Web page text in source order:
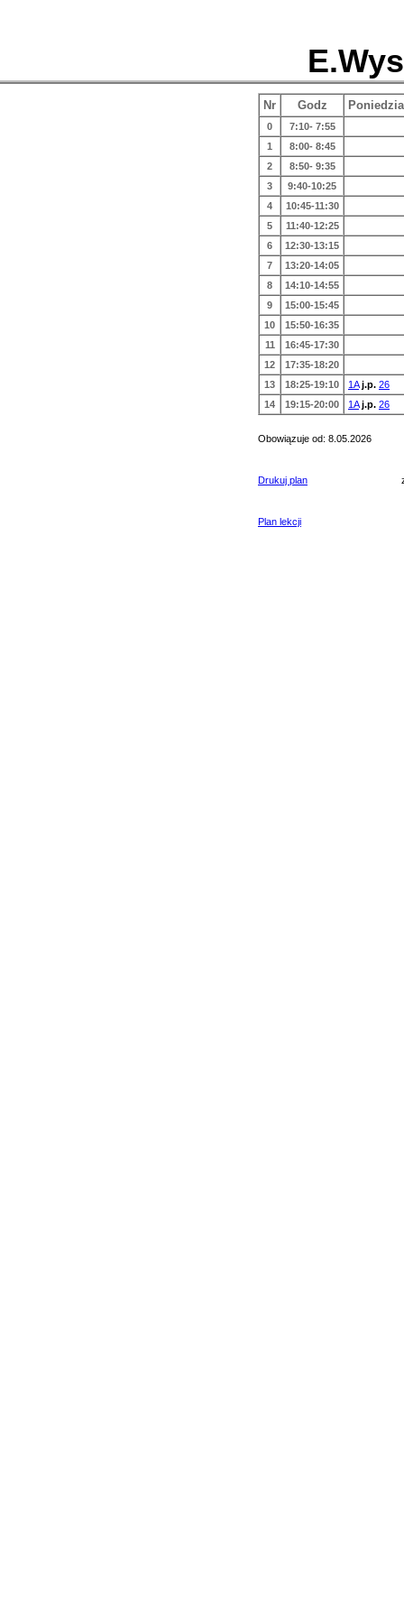
Nr Godz
0
7:10- 7:55
1
8:00- 8:45
2
8:50- 9:35
3
9:40-10:25
4
10:45-11:30
5
11:40-12:25
6
12:30-13:15
7
13:20-14:05
8
14:10-14:55
9
15:00-15:45
10
15:50-16:35
11
16:45-17:30
12
17:35-18:20
13
18:25-19:10 1A j.p. 26
14
19:15-20:00 1A j.p. 26
Obowiązuje od: 8.05.2026
Drukuj plan
Plan lekcji